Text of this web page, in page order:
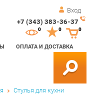
Вход
+7 (343) 383-36-37
ОПЛАТА И ДОСТАВКА
0 0
Стулья для кухни